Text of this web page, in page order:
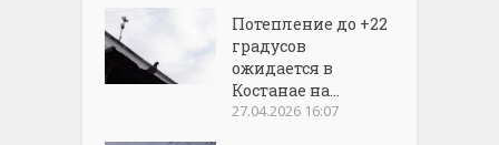
Потепление до +22
градусов
ожидается в
Костанае на...
27.04.2026 16:07